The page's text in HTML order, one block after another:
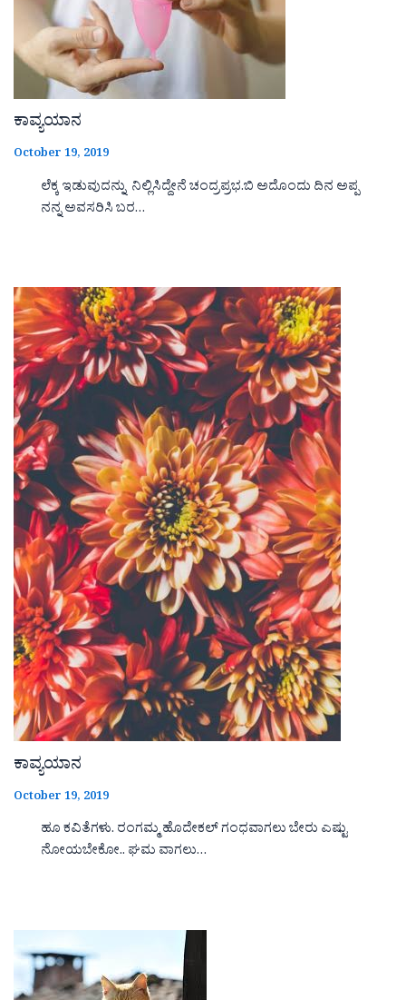
ಕಾವ್ಯಯಾನ
October 19, 2019
ಲೆಕ್ಕ ಇಡುವುದನ್ನು ನಿಲ್ಲಿಸಿದ್ದೇನೆ ಚಂದ್ರಪ್ರಭ.ಬಿ ಅದೊಂದು ದಿನ ಅಪ್ಪ
ನನ್ನ ಅವಸರಿಸಿ ಬರ…
ಕಾವ್ಯಯಾನ
October 19, 2019
ಹೂ ಕವಿತೆಗಳು. ರಂಗಮ್ಮ ಹೊದೇಕಲ್ ಗಂಧವಾಗಲು ಬೇರು ಎಷ್ಟು
ನೋಯಬೇಕೋ.. ಘಮ ವಾಗಲು…